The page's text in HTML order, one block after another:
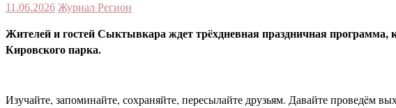
11.06.2026 Журнал Регион
Жителей и гостей Сыктывкара ждет трëхдневная праздничная
Кировского парка.
Изучайте, запоминайте, сохраняйте, пересылайте друзьям. Давайте проведëм